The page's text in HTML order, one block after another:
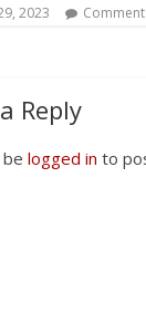
2023
Reply
logged in to